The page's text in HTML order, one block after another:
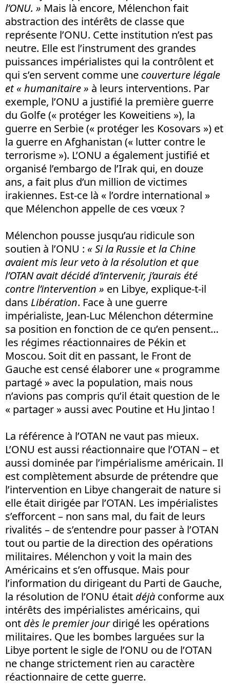
l’ONU. » Mais là encore, Mélenchon fait
abstraction des intérêts de classe que
représente l’ONU. Cette institution n’est pas
neutre. Elle est l’instrument des grandes
puissances impérialistes qui la contrôlent et
qui s’en servent comme une couverture légale
et « humanitaire » à leurs interventions. Par
exemple, l’ONU a justifié la première guerre
du Golfe (« protéger les Koweitiens »), la
guerre en Serbie (« protéger les Kosovars ») et
la guerre en Afghanistan (« lutter contre le
terrorisme »). L’ONU a également justifié et
organisé l’embargo de l’Irak qui, en douze
ans, a fait plus d’un million de victimes
irakiennes. Est-ce là « l’ordre international »
que Mélenchon appelle de ces vœux ?
Mélenchon pousse jusqu’au ridicule son
soutien à l’ONU : « Si la Russie et la Chine
avaient mis leur veto à la résolution et que
l’OTAN avait décidé d’intervenir, j’aurais été
contre l’intervention » en Libye, explique-t-il
dans Libération. Face à une guerre
impérialiste, Jean-Luc Mélenchon détermine
sa position en fonction de ce qu’en pensent…
les régimes réactionnaires de Pékin et
Moscou. Soit dit en passant, le Front de
Gauche est censé élaborer une « programme
partagé » avec la population, mais nous
n’avions pas compris qu’il était question de le
« partager » aussi avec Poutine et Hu Jintao !
La référence à l’OTAN ne vaut pas mieux.
L’ONU est aussi réactionnaire que l’OTAN – et
aussi dominée par l’impérialisme américain. Il
est complètement absurde de prétendre que
l’intervention en Libye changerait de nature si
elle était dirigée par l’OTAN. Les impérialistes
s’efforcent – non sans mal, du fait de leurs
rivalités – de s’entendre pour passer à l’OTAN
tout ou partie de la direction des opérations
militaires. Mélenchon y voit la main des
Américains et s’en offusque. Mais pour
l’information du dirigeant du Parti de Gauche,
la résolution de l’ONU était déjà conforme aux
intérêts des impérialistes américains, qui
ont dès le premier jourdirigé les opérations
militaires. Que les bombes larguées sur la
Libye portent le sigle de l’ONU ou de l’OTAN
ne change strictement rien au caractère
réactionnaire de cette guerre.